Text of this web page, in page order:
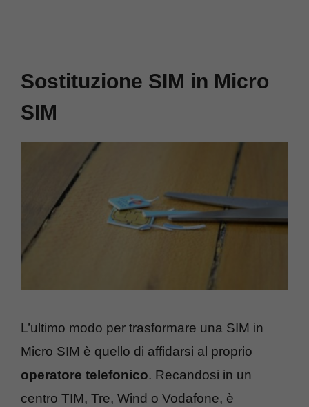
Sostituzione SIM in Micro
SIM
L’ultimo modo per trasformare una SIM in
Micro SIM è quello di affidarsi al proprio
operatore telefonico. Recandosi in un
centro TIM, Tre, Wind o Vodafone, è